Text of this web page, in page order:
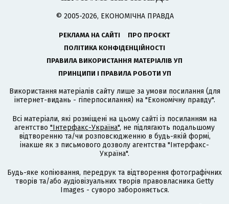
© 2005-2026, ЕКОНОМІЧНА ПРАВДА
РЕКЛАМА НА САЙТІ
ПРО ПРОЄКТ
ПОЛІТИКА КОНФІДЕНЦІЙНОСТІ
ПРАВИЛА ВИКОРИСТАННЯ МАТЕРІАЛІВ УП
ПРИНЦИПИ І ПРАВИЛА РОБОТИ УП
Використання матеріалів сайту лише за умови посилання (для
інтернет-видань - гіперпосилання) на "Економічну правду".
Всі матеріали, які розміщені на цьому сайті із посиланням на
агентство "Інтерфакс-Україна", не підлягають подальшому
відтворенню та/чи розповсюдженню в будь-якій формі,
інакше як з письмового дозволу агентства "Інтерфакс-
Україна".
Будь-яке копіювання, передрук та відтворення фотографічних
творів та/або аудіовізуальних творів правовласника Getty
Images - суворо забороняється.